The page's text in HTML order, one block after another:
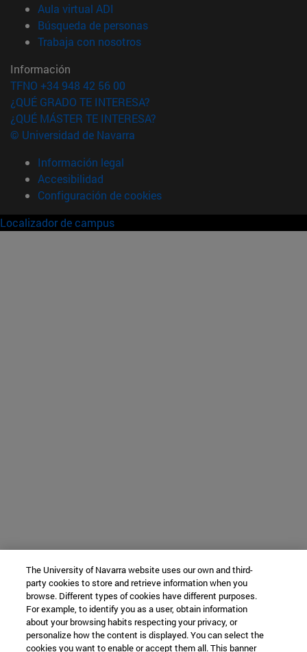
Aula virtual ADI
Búsqueda de personas(abre en nueva ventana)
Trabaja con nosotros(abre en nueva ventana)
Información
TFNO +34 948 42 56 00
¿QUÉ GRADO TE INTERESA?
¿QUÉ MÁSTER TE INTERESA?
© Universidad de Navarra
Información legal
Accesibilidad
Configuración de cookies
Localizador de campus
The University of Navarra website uses our own and third-
party cookies to store and retrieve information when you
browse. Different types of cookies have different purposes.
For example, to identify you as a user, obtain information
about your browsing habits respecting your privacy, or
personalize how the content is displayed. You can select the
cookies you want to enable or accept them all. This banner